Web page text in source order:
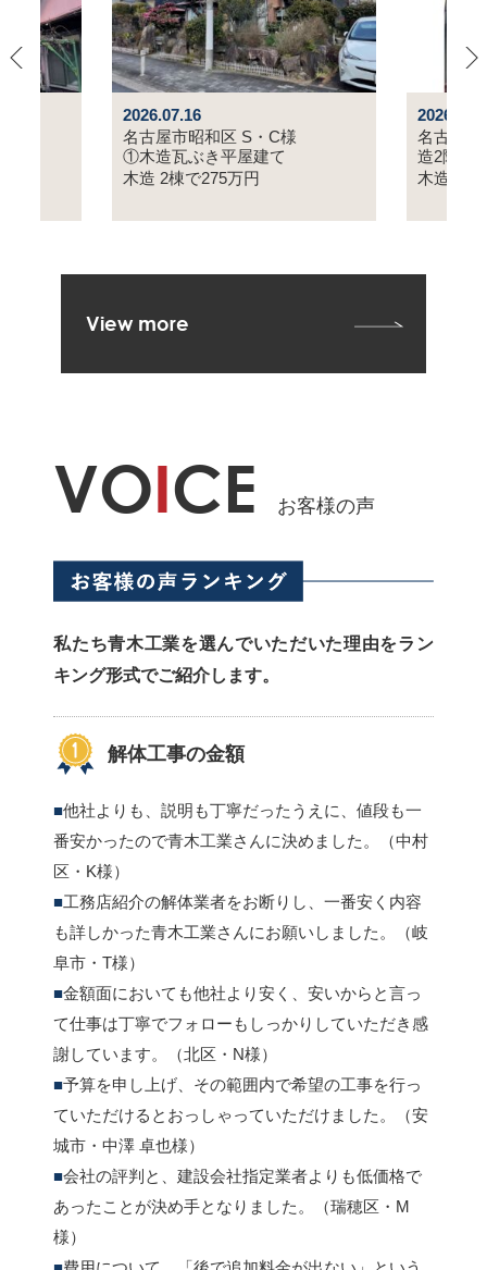
2026.07.02
名古屋市西区 J設計様 木
造2階建て
木造 235万円
名古屋
木造瓦
木造
View more
VOICE お客様の声
私たち青木工業を選んでいただいた理由をラン
キング形式でご紹介します。
解体工事の金額
他社よりも、説明も丁寧だったうえに、値段も一
番安かったので青木工業さんに決めました。（中村
区・K様）
工務店紹介の解体業者をお断りし、一番安く内容
も詳しかった青木工業さんにお願いしました。（岐
阜市・T様）
金額面においても他社より安く、安いからと言っ
て仕事は丁寧でフォローもしっかりしていただき感
謝しています。（北区・N様）
予算を申し上げ、その範囲内で希望の工事を行っ
ていただけるとおっしゃっていただけました。（安
城市・中澤 卓也様）
会社の評判と、建設会社指定業者よりも低価格で
あったことが決め手となりました。（瑞穂区・M
様）